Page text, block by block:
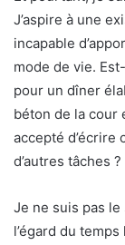
J’aspire à une
incapable
mode de vie.
pour un dîner
béton de la cour
accepté d’écrire
d’autres tâches ?
Je ne suis pas
l’égard du